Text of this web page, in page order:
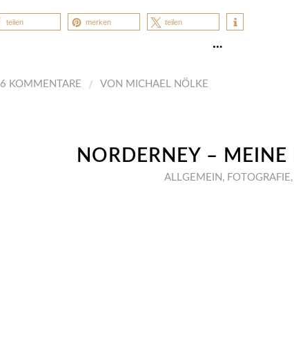
teilen merken teilen
…
6 KOMMENTARE / VON MICHAEL NÖLKE
NORDERNEY – MEINE
ALLGEMEIN , FOTOGRAFIE,